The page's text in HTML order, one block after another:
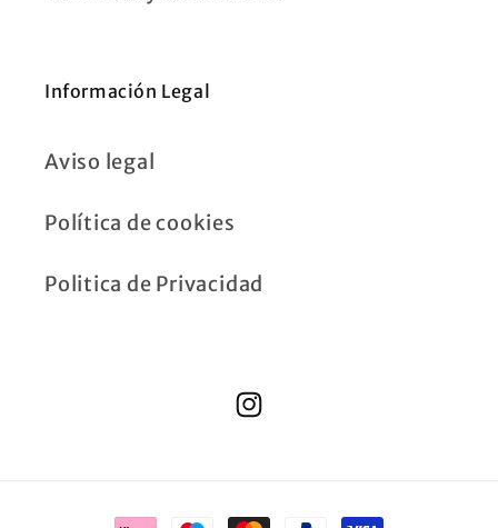
Información Legal
Aviso legal
Política de cookies
Politica de Privacidad
Instagram
Formas